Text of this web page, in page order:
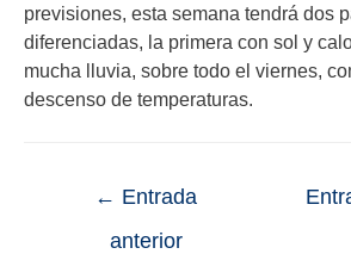
previsiones, esta semana tendrá dos
diferenciadas, la primera con sol y
mucha lluvia, sobre todo el viernes,
descenso de temperaturas.
← Entrada
anterior